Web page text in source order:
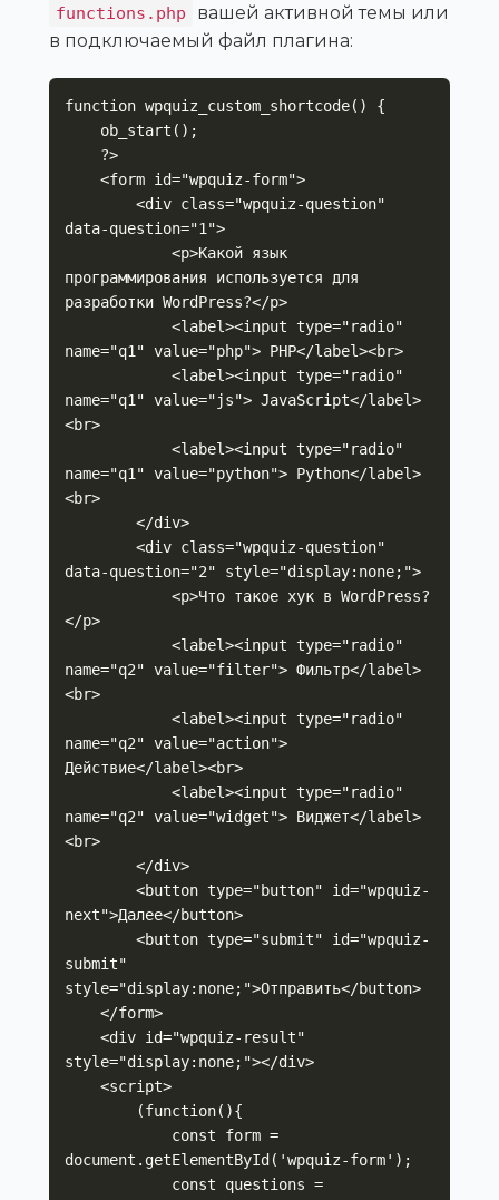
functions.php
вашей активной темы или
в подключаемый файл плагина:
function wpquiz_custom_shortcode() {
data-question="1">
программирования используется для
разработки WordPress?</p>
name="q1" value="php"> PHP</label><br>
name="q1" value="js"> JavaScript</label>
<br>
name="q1" value="python"> Python</label>
<br>
data-question="2" style="display:none;">
</p>
name="q2" value="filter"> Фильтр</label>
<br>
name="q2" value="action">
Действие</label><br>
name="q2" value="widget"> Виджет</label>
<br>
next">Далее</button>
submit"
style="display:none;">Отправить</button>
style="display:none;"></div>
document.getElementById('wpquiz-form');